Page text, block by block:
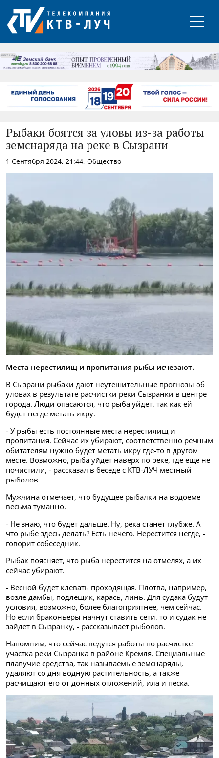
РЕКЛАМА
Рыбаки боятся за уловы из-за работы
земснаряда на реке в Сызрани
1 Сентября 2024, 21:44, Общество
Места нерестилищ и пропитания рыбы исчезают.
В Сызрани рыбаки дают неутешительные прогнозы об
уловах в результате расчистки реки Сызранки в центре
города. Люди опасаются, что рыба уйдет, так как ей
будет негде метать икру.
- У рыбы есть постоянные места нерестилищ и
пропитания. Сейчас их убирают, соответственно речным
обитателям нужно будет метать икру где-то в другом
месте. Возможно, рыба уйдет наверх по реке, где еще не
почистили, - рассказал в беседе с КТВ-ЛУЧ местный
рыболов.
Мужчина отмечает, что будущее рыбалки на водоеме
весьма туманно.
- Не знаю, что будет дальше. Ну, река станет глубже. А
что рыбе здесь делать? Есть нечего. Нерестится негде, -
говорит собеседник.
Рыбак поясняет, что рыба нерестится на отмелях, а их
сейчас убирают.
- Весной будет клевать проходящая. Плотва, например,
возле дамбы, подлещик, карась, линь. Для судака будут
условия, возможно, более благоприятнее, чем сейчас.
Но если браконьеры начнут ставить сети, то и судак не
зайдет в Сызранку, - рассказывает рыболов.
Напомним, что сейчас ведутся работы по расчистке
участка реки Сызранка в районе Кремля. Специальные
плавучие средства, так называемые земснаряды,
удаляют со дня водную растительность, а также
расчищают его от донных отложений, ила и песка.